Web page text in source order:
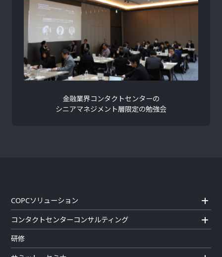
金融業界コンタクトセンターの
シニアマネジメント層限定の勉強会
COPCソリューション
コンタクトセンターコンサルティング
研修